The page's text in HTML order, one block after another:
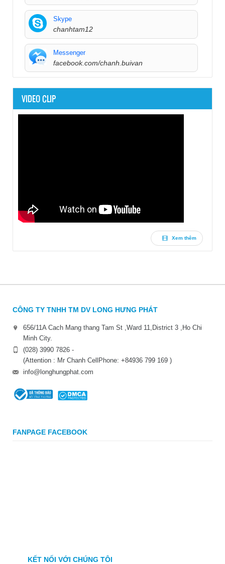
Skype
chanhtam12
Messenger
facebook.com/chanh.buivan
VIDEO CLIP
Xem thêm
CÔNG TY TNHH TM DV LONG HƯNG PHÁT
656/11A Cach Mang thang Tam St ,Ward 11,District 3 ,Ho Chi
Minh City.
(028) 3990 7826 -
(Attention : Mr Chanh CellPhone: +84936 799 169 )
info@longhungphat.com
FANPAGE FACEBOOK
KẾT NỐI VỚI CHÚNG TÔI